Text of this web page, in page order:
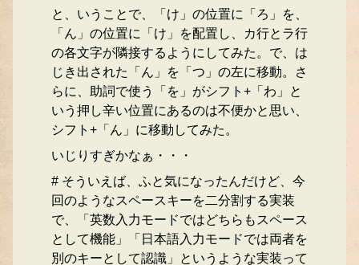
と、いうことで、「け」の位置に「ろ」を、
「ん」の位置に「け」を配置し、カ行とラ行
の各文字が隣接するようにしてみた。で、は
じき出された「ん」を「つ」の左に移動。さ
らに、助詞で使う「を」がシフト+「わ」と
いう押し辛い位置にあるのは不便かと思い、
シフト+「ん」に移動してみた。
いじりすぎかなぁ・・・
# そういえば、ふと気になったんだけど、今
回のようなスペースキーを二分割する実装
で、「英数入力モードではどちらもスペース
として機能」「日本語入力モードでは両者を
別のキーとして認識」というような実装って